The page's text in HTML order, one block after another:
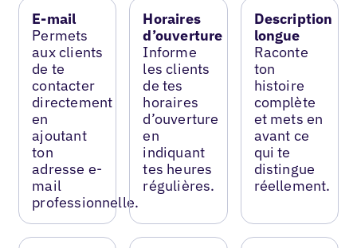
E-mail
Permets
aux clients
de te
contacter
directement
en
ajoutant
ton
adresse e-
mail
professionnelle.
Horaires
d’ouverture
Informe
les clients
de tes
horaires
d’ouverture
en
indiquant
tes heures
régulières.
Description
longue
Raconte
ton
histoire
complète
et mets en
avant ce
qui te
distingue
réellement.